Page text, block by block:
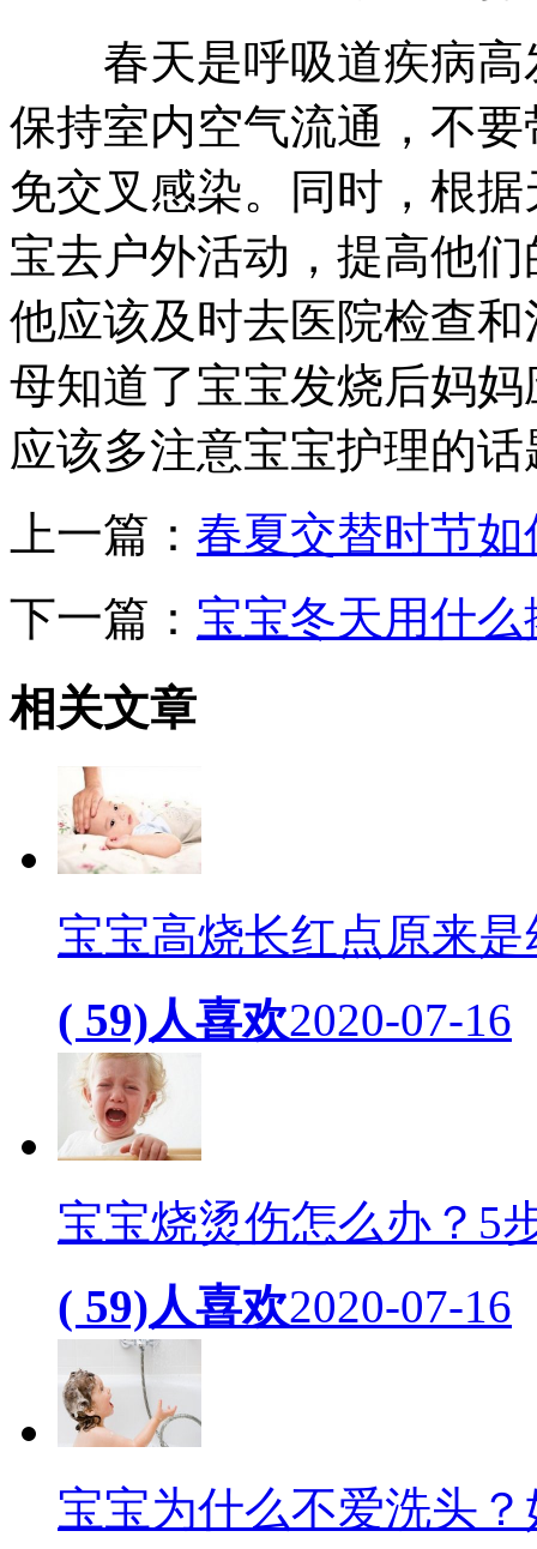
春天是呼吸道疾病高
保持室内空气流通，不
免交叉感染。同时，根
宝去户外活动，提高他
他应该及时去医院检查
母知道了宝宝发烧后妈
应该多注意宝宝护理的话
上一篇： 春夏交替时节
下一篇： 宝宝冬天用什
相关文章
宝宝高烧长红点原来
( 59)人喜欢2020-07-16
宝宝烧烫伤怎么办？5
( 59)人喜欢2020-07-16
宝宝为什么不爱洗头